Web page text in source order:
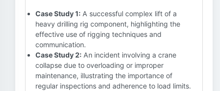
Case Study 1: A successful complex lift of a
heavy drilling rig component, highlighting the
effective use of rigging techniques and
communication.
Case Study 2: An incident involving a crane
collapse due to overloading or improper
maintenance, illustrating the importance of
regular inspections and adherence to load limits.